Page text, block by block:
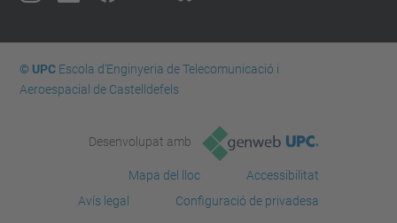
© UPCEscola d'Enginyeria de Telecomunicació i
Aeroespacial de Castelldefels
Desenvolupat amb
Mapa del lloc
Accessibilitat
Avís legal
Configuració de privadesa